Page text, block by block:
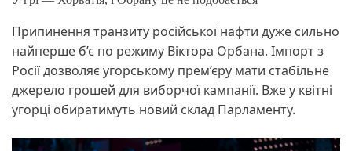
Припинення транзиту російської нафти дуже сильно
найперше б’є по режиму Віктора Орбана. Імпорт з
Росії дозволяє угорському прем’єру мати стабільне
джерело грошей для виборчої кампанії. Вже у квітні
угорці обиратимуть новий склад Парламенту.